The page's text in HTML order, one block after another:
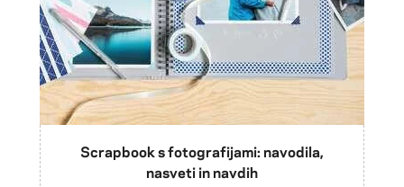
Scrapbook s fotografijami: navodila,
nasveti in navdih